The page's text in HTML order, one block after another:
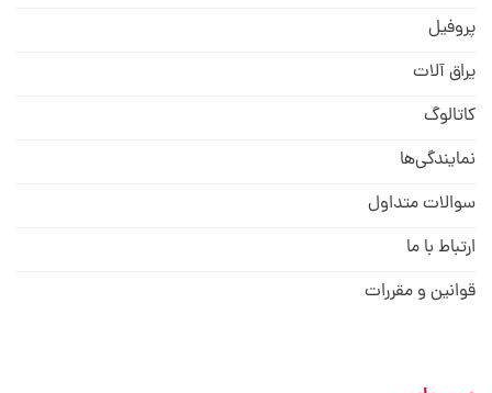
پروفیل
یراق آلات
کاتالوگ
نمایندگی‌ها
سوالات متداول
ارتباط با ما
قوانین و مقررات